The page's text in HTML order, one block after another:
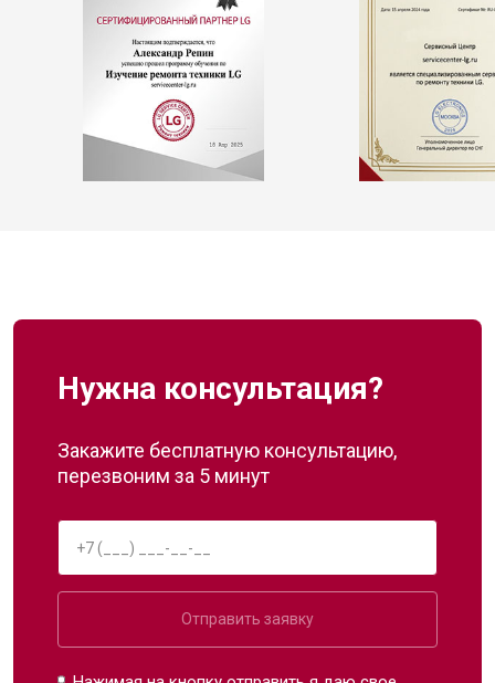
Нужна консультация?
Закажите бесплатную консультацию,
перезвоним за 5 минут
Отправить заявку